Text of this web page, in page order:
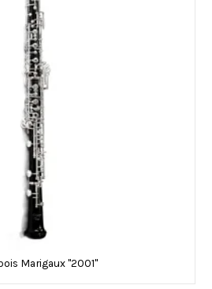
Marigaux "2001"